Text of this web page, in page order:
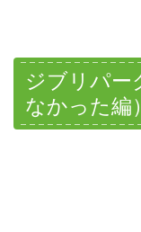
ジブリパー
なかった編）